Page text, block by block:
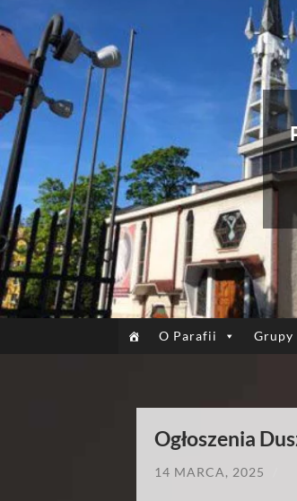
O Parafii Grupy
Ogłoszenia
14 MARCA, 2025